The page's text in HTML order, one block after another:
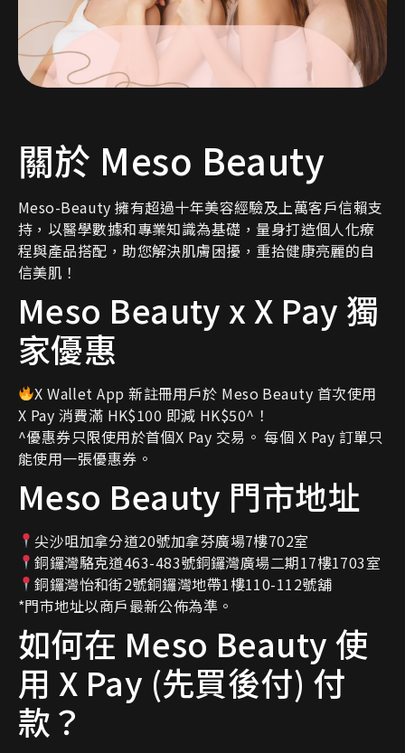
關於 Meso Beauty
Meso-Beauty 擁有超過十年美容經驗及上萬客戶信賴支
持，以醫學數據和專業知識為基礎，量身打造個人化療
程與產品搭配，助您解決肌膚困擾，重拾健康亮麗的自
信美肌！
Meso Beauty x X Pay 獨
家優惠
X Wallet App 新註冊用戶於 Meso Beauty 首次使用
X Pay 消費滿 HK$100 即減 HK$50^！
^優惠券只限使用於首個X Pay 交易。 每個 X Pay 訂單只
能使用一張優惠券。
Meso Beauty 門市地址
尖沙咀加拿分道20號加拿芬廣場7樓702室
銅鑼灣駱克道463-483號銅鑼灣廣場二期17樓1703室
銅鑼灣怡和街2號銅鑼灣地帶1樓110-112號舖
*門市地址以商戶最新公佈為準。
如何在 Meso Beauty 使
用 X Pay (先買後付) 付
款？